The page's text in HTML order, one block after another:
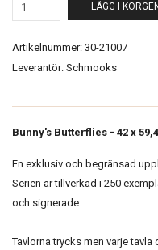
LÄGG I KORGEN
Artikelnummer: 30-21007
Leverantör: Schmooks
Bunny's Butterflies - 42 x
En exklusiv och begränsad
Serien är tillverkad i 250
och signerade.
Tavlorna trycks men varje